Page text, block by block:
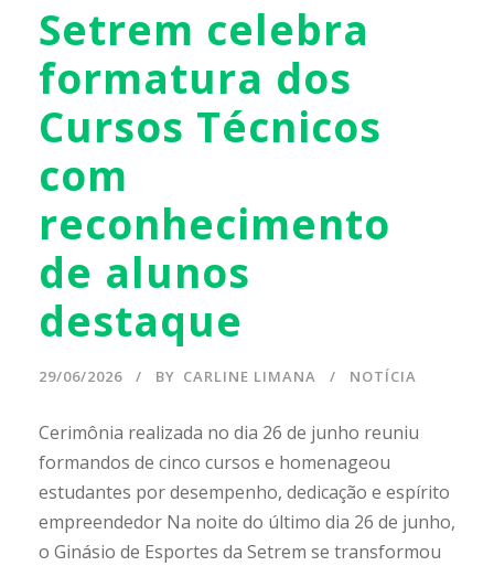
Setrem celebra
formatura dos
Cursos Técnicos
com
reconhecimento
de alunos
destaque
29/06/2026 BY CARLINE LIMANA NOTÍCIA
Cerimônia realizada no dia 26 de junho reuniu
formandos de cinco cursos e homenageou
estudantes por desempenho, dedicação e espírito
empreendedor Na noite do último dia 26 de junho,
o Ginásio de Esportes da Setrem se transformou